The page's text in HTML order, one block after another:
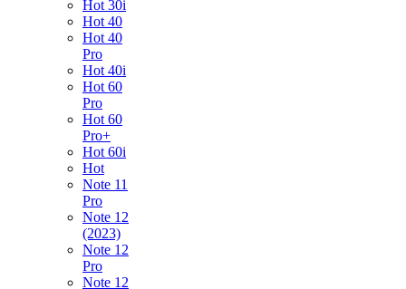
Hot 30i
Hot 40
Hot 40
Pro
Hot 40i
Hot 60
Pro
Hot 60
Pro+
Hot 60i
Hot
Note 11
Pro
Note 12
(2023)
Note 12
Pro
Note 12